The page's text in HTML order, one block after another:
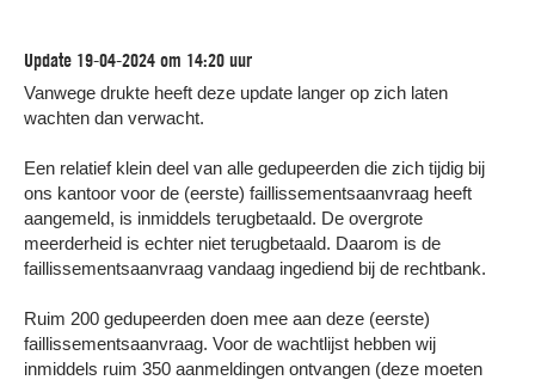
Update 19-04-2024 om 14:20 uur
Vanwege drukte heeft deze update langer op zich laten
wachten dan verwacht.
Een relatief klein deel van alle gedupeerden die zich tijdig bij
ons kantoor voor de (eerste) faillissementsaanvraag heeft
aangemeld, is inmiddels terugbetaald. De overgrote
meerderheid is echter niet terugbetaald. Daarom is de
faillissementsaanvraag vandaag ingediend bij de rechtbank.
Ruim 200 gedupeerden doen mee aan deze (eerste)
faillissementsaanvraag. Voor de wachtlijst hebben wij
inmiddels ruim 350 aanmeldingen ontvangen (deze moeten